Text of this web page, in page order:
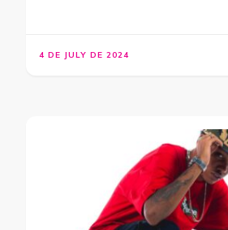
4 DE JULY DE 2024